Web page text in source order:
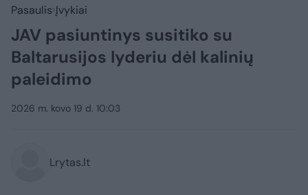
Pasaulis Įvykiai
JAV pasiuntinys susitiko su
Baltarusijos lyderiu dėl kalinių
paleidimo
2026 m. kovo 19 d. 10:03
Lrytas.lt